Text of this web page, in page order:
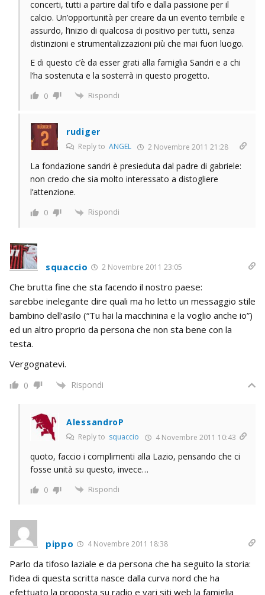
concerti, tutti a partire dal tifo e dalla passione per il
calcio. Un’opportunità per creare da un evento terribile e
assurdo, l’inizio di qualcosa di positivo per tutti, senza
distinzioni e strumentalizzazioni più che mai fuori luogo.
E di questo c’è da esser grati alla famiglia Sandri e a chi
l’ha sostenuta e la sosterrà in questo progetto.
0 Rispondi
rudiger
Reply to ANGEL 2 Novembre 2011 21:28
La fondazione sandri è presieduta dal padre di gabriele:
non credo che sia molto interessato a distogliere
l’attenzione.
0 Rispondi
squaccio 2 Novembre 2011 23:05
Che brutta fine che sta facendo il nostro paese:
sarebbe inelegante dire quali ma ho letto un messaggio stile
bambino dell’asilo (“Tu hai la macchinina e la voglio anche io”)
ed un altro proprio da persona che non sta bene con la
testa.
Vergognatevi.
0 Rispondi
AlessandroP
Reply to squaccio 4 Novembre 2011 10:43
quoto, faccio i complimenti alla Lazio, pensando che ci
fosse unità su questo, invece…
0 Rispondi
pippo 4 Novembre 2011 18:38
Parlo da tifoso laziale e da persona che ha seguito la storia:
l’idea di questa scritta nasce dalla curva nord che ha
efettuato la proposta su radio e vari siti web la famiglia